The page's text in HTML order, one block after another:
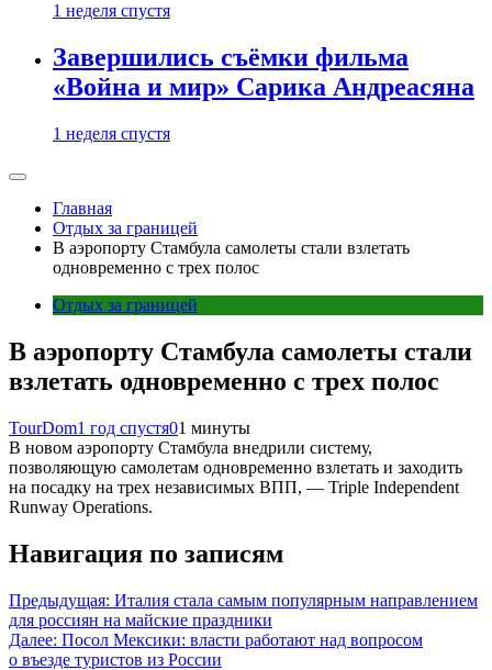
1 неделя спустя
Завершились съёмки фильма
«Война и мир» Сарика Андреасяна
1 неделя спустя
Главная
Отдых за границей
В аэропорту Стамбула самолеты стали взлетать
одновременно с трех полос
Отдых за границей
В аэропорту Стамбула самолеты стали
взлетать одновременно с трех полос
TourDom1 год спустя01 минуты
В новом аэропорту Стамбула внедрили систему,
позволяющую самолетам одновременно взлетать и заходить
на посадку на трех независимых ВПП, — Triple Independent
Runway Operations.
Навигация по записям
Предыдущая: Италия стала самым популярным направлением
для россиян на майские праздники
Далее: Посол Мексики: власти работают над вопросом
о въезде туристов из России